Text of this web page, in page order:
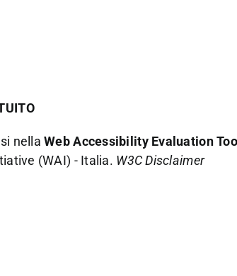
nellaWeb Accessibility Evaluation
(WAI) - Italia. W3C Disclaimer